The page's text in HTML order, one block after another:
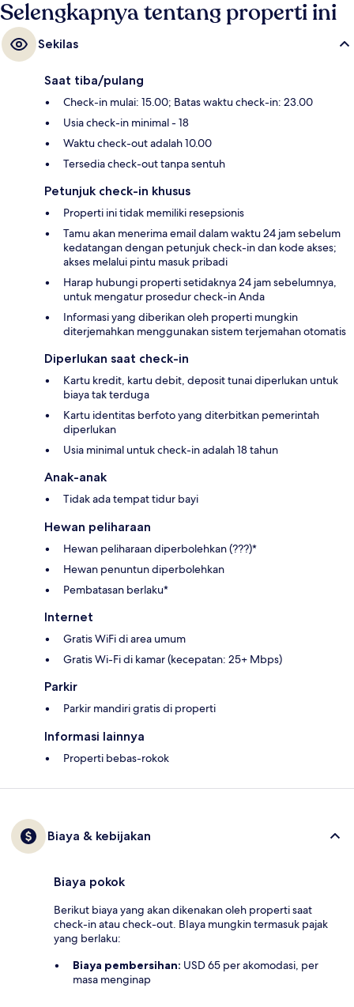
Selengkapnya tentang properti ini
Sekilas
Saat tiba/pulang
Check-in mulai: 15.00; Batas waktu check-in: 23.00
Usia check-in minimal - 18
Waktu check-out adalah 10.00
Tersedia check-out tanpa sentuh
Petunjuk check-in khusus
Properti ini tidak memiliki resepsionis
Tamu akan menerima email dalam waktu 24 jam sebelum
kedatangan dengan petunjuk check-in dan kode akses;
akses melalui pintu masuk pribadi
Harap hubungi properti setidaknya 24 jam sebelumnya,
untuk mengatur prosedur check-in Anda
Informasi yang diberikan oleh properti mungkin
diterjemahkan menggunakan sistem terjemahan otomatis
Diperlukan saat check-in
Kartu kredit, kartu debit, deposit tunai diperlukan untuk
biaya tak terduga
Kartu identitas berfoto yang diterbitkan pemerintah
diperlukan
Usia minimal untuk check-in adalah 18 tahun
Anak-anak
Tidak ada tempat tidur bayi
Hewan peliharaan
Hewan peliharaan diperbolehkan (???)*
Hewan penuntun diperbolehkan
Pembatasan berlaku*
Internet
Gratis WiFi di area umum
Gratis Wi-Fi di kamar (kecepatan: 25+ Mbps)
Parkir
Parkir mandiri gratis di properti
Informasi lainnya
Properti bebas-rokok
Biaya & kebijakan
Biaya pokok
Berikut biaya yang akan dikenakan oleh properti saat
check-in atau check-out. BIaya mungkin termasuk pajak
yang berlaku:
Biaya pembersihan: USD 65 per akomodasi, per
masa menginap